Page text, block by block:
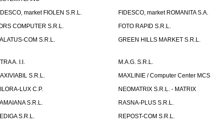
market FIOLEN S.R.L.
FIDESCO, market ROMANITA S.A.
COMPUTER S.R.L.
FOTO RAPID S.R.L.
COM S.R.L.
GREEN HILLS MARKET S.R.L.
A. I.I.
M.A.G. S.R.L.
S.R.L.
MAXLINIE / Computer Center MCS
LUX C.P.
NEOMATRIX S.R.L. - MATRIX
S.R.L.
RASNA-PLUS S.R.L.
S.R.L.
REPOST-COM S.R.L.